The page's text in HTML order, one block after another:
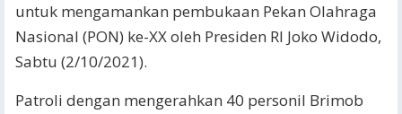
untuk mengamankan pembukaan Pekan Olahraga
Nasional (PON) ke-XX oleh Presiden RI Joko Widodo,
Sabtu (2/10/2021).
Patroli dengan mengerahkan 40 personil Brimob